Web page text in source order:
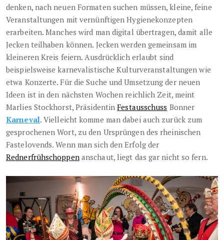
denken, nach neuen Formaten suchen müssen, kleine, feine
Veranstaltungen mit vernünftigen Hygienekonzepten
erarbeiten. Manches wird man digital übertragen, damit alle
Jecken teilhaben können. Jecken werden gemeinsam im
kleineren Kreis feiern. Ausdrücklich erlaubt sind
beispielsweise karnevalistische Kulturveranstaltungen wie
etwa Konzerte. Für die Suche und Umsetzung der neuen
Ideen ist in den nächsten Wochen reichlich Zeit, meint
Marlies Stockhorst, PräsidentinFestausschuss Bonner
Karneval. Vielleicht komme man dabei auch zurück zum
gesprochenen Wort, zu den Ursprüngen des rheinischen
Fastelovends. Wenn man sich den Erfolg der
Rednerfrühschoppenanschaut, liegt das gar nicht so fern.